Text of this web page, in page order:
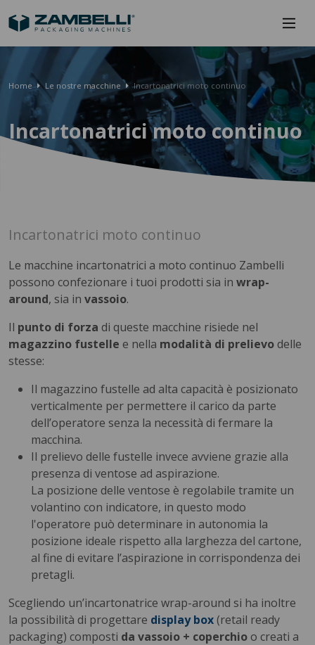
Home Le nostre macchine Incartonatrici moto continuo
Incartonatrici moto continuo
Incartonatrici moto continuo
Le macchine incartonatrici a moto continuo Zambelli
possono confezionare i tuoi prodotti sia in wrap-
around, sia in vassoio.
Il punto di forza di queste macchine risiede nel
magazzino fustelle e nella modalità di prelievodelle
stesse:
Il magazzino fustelle ad alta capacità è posizionato
verticalmente per permettere il carico da parte
dell’operatore senza la necessità di fermare la
macchina.
Il prelievo delle fustelle invece avviene grazie alla
presenza di ventose ad aspirazione.
La posizione delle ventose è regolabile tramite un
volantino con indicatore, in questo modo
l'operatore può determinare in autonomia la
posizione ideale rispetto alla larghezza del cartone,
al fine di evitare l’aspirazione in corrispondenza dei
pretagli.
Scegliendo un’incartonatrice wrap-around si ha inoltre
la possibilità di progettare display box(retail ready
packaging) composti da vassoio + coperchioo creati a